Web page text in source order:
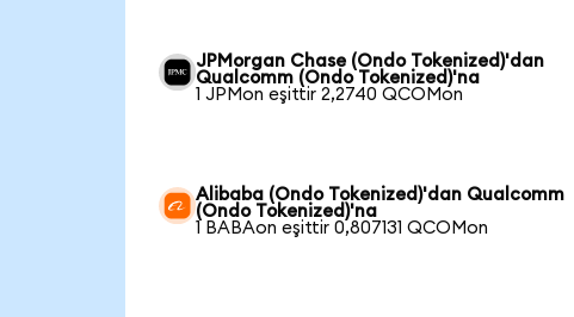
JPMorgan Chase (Ondo Tokenized)'dan
Qualcomm (Ondo Tokenized)'na
1 JPMon eşittir 2,2740 QCOMon
Alibaba (Ondo Tokenized)'dan Qualcomm
(Ondo Tokenized)'na
1 BABAon eşittir 0,807131 QCOMon